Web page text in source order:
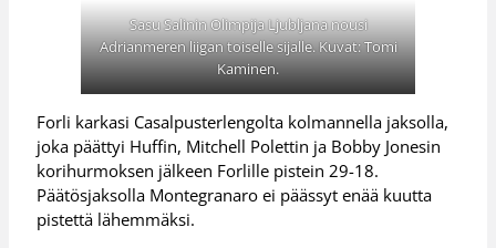
Sasu Salinin Olimpija Ljubljana nousi
Adrianmeren liigan toiselle sijalle. Kuvat: Tomi
Kaminen.
Forli karkasi Casalpusterlengolta kolmannella jaksolla,
joka päättyi Huffin, Mitchell Polettin ja Bobby Jonesin
korihurmoksen jälkeen Forlille pistein 29-18.
Päätösjaksolla Montegranaro ei päässyt enää kuutta
pistettä lähemmäksi.